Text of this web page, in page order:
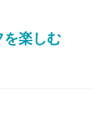
を楽しむ